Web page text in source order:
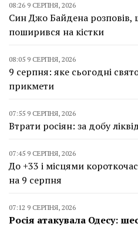
08:26 9 СЕРПНЯ, 2026
Син Джо Байдена розповів,
поширився на кістки
08:05 9 СЕРПНЯ, 2026
9 серпня: яке сьогодні
прикмети
07:55 9 СЕРПНЯ, 2026
Втрати росіян: за добу
07:45 9 СЕРПНЯ, 2026
До +33 і місцями
на 9 серпня
07:12 9 СЕРПНЯ, 2026
Росія атакувала Одесу: